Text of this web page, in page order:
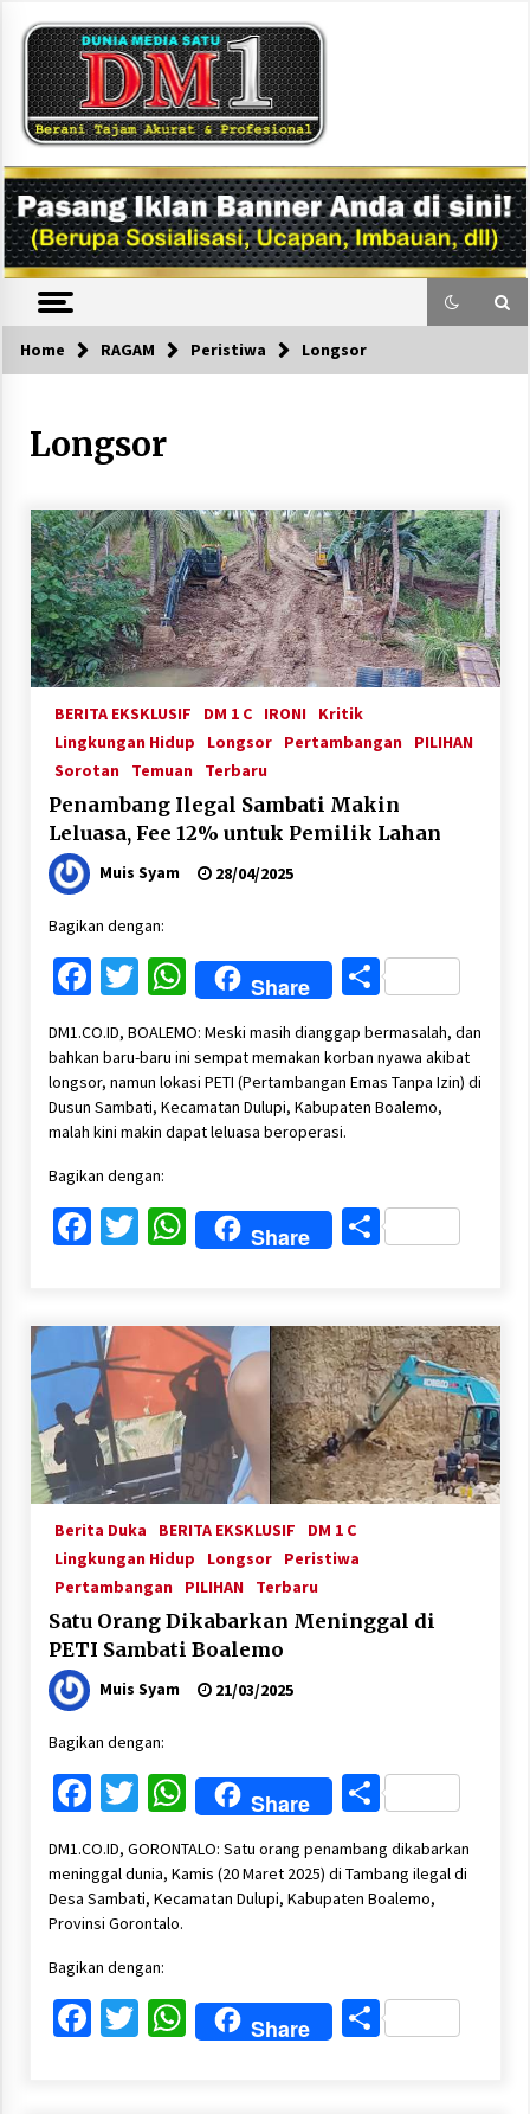
content
DM1
Home RAGAM Peristiwa Longsor
Longsor
BERITA EKSKLUSIF DM 1 C IRONI
Kritik
Lingkungan Hidup
Longsor Pertambangan
PILIHAN
Sorotan
Temuan Terbaru
Penambang Ilegal Sambati Makin
Leluasa, Fee 12% untuk Pemilik Lahan
Muis Syam 28/04/2025
Bagikan dengan:
Facebook
Twitter
WhatsApp
Share Share
DM1.CO.ID, BOALEMO: Meski masih dianggap bermasalah, dan
bahkan baru-baru ini sempat memakan korban nyawa akibat
longsor, namun lokasi PETI (Pertambangan Emas Tanpa Izin) di
Dusun Sambati, Kecamatan Dulupi, Kabupaten Boalemo,
malah kini makin dapat leluasa beroperasi.
Bagikan dengan:
Facebook
Twitter
WhatsApp
Share Share
Berita Duka BERITA EKSKLUSIF
DM 1 C
Lingkungan Hidup
Longsor
Peristiwa
Pertambangan
PILIHAN Terbaru
Satu Orang Dikabarkan Meninggal di
PETI Sambati Boalemo
Muis Syam 21/03/2025
Bagikan dengan:
Facebook
Twitter
WhatsApp
Share Share
DM1.CO.ID, GORONTALO: Satu orang penambang dikabarkan
meninggal dunia, Kamis (20 Maret 2025) di Tambang ilegal di
Desa Sambati, Kecamatan Dulupi, Kabupaten Boalemo,
Provinsi Gorontalo.
Bagikan dengan:
Facebook
Twitter
WhatsApp
Share Share